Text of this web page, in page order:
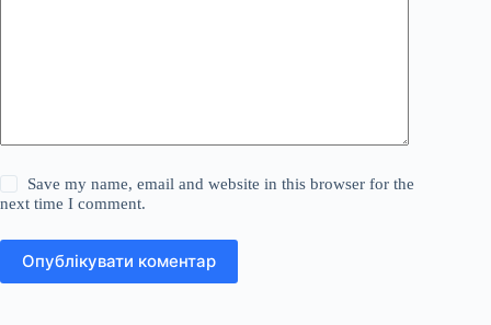
Save my name, email and website in this browser for the
next time I comment.
Опублікувати коментар